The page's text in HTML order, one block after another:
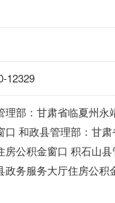
12329
部：甘肃省临夏州永
和政县管理部：甘
公积金窗口 积石山
务服务大厅住房公积